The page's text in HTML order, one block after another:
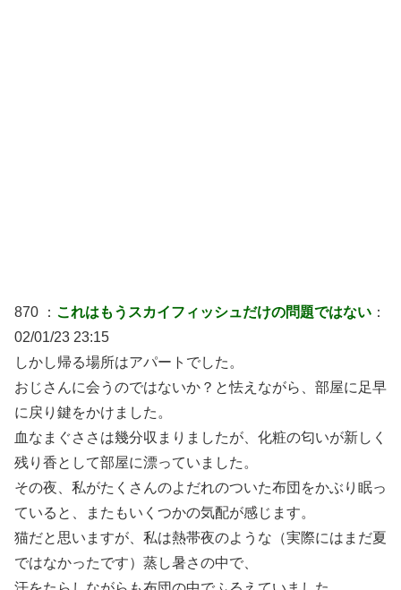
870 ： これはもうスカイフィッシュだけの問題ではない ：
02/01/23 23:15
しかし帰る場所はアパートでした。
おじさんに会うのではないか？と怯えながら、部屋に足早
に戻り鍵をかけました。
血なまぐささは幾分収まりましたが、化粧の匂いが新しく
残り香として部屋に漂っていました。
その夜、私がたくさんのよだれのついた布団をかぶり眠っ
ていると、またもいくつかの気配が感じます。
猫だと思いますが、私は熱帯夜のような（実際にはまだ夏
ではなかったです）蒸し暑さの中で、